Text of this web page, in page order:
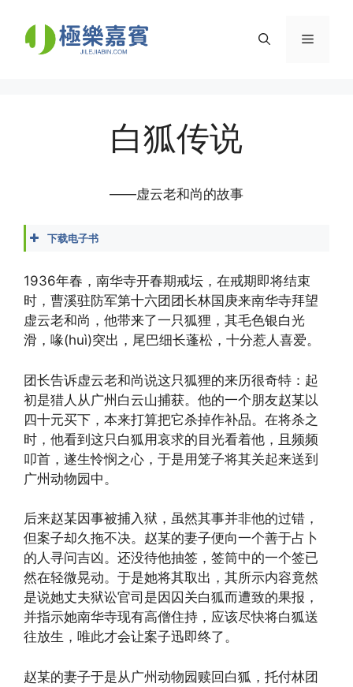
content
Menu
白狐传说
——虚云老和尚的故事
下载电子书
大虚法师 - 关于念佛的传奇故事.epub
大虚法师 - 关于念佛的传奇故事.mobi
大虚法师 - 关于念佛的传奇故事.pdf
大虚法师 - 关于念佛的传奇故事.txt
1936年春，南华寺开春期戒坛，在戒期即将结束
时，曹溪驻防军第十六团团长林国庚来南华寺拜望
虚云老和尚，他带来了一只狐狸，其毛色银白光
滑，喙(huì)突出，尾巴细长蓬松，十分惹人喜爱。
团长告诉虚云老和尚说这只狐狸的来历很奇特：起
初是猎人从广州白云山捕获。他的一个朋友赵某以
四十元买下，本来打算把它杀掉作补品。在将杀之
时，他看到这只白狐用哀求的目光看着他，且频频
叩首，遂生怜悯之心，于是用笼子将其关起来送到
广州动物园中。
后来赵某因事被捕入狱，虽然其事并非他的过错，
但案子却久拖不决。赵某的妻子便向一个善于占卜
的人寻问吉凶。还没待他抽签，签筒中的一个签已
然在轻微晃动。于是她将其取出，其所示内容竟然
是说她丈夫狱讼官司是因囚关白狐而遭致的果报，
并指示她南华寺现有高僧住持，应该尽快将白狐送
往放生，唯此才会让案子迅即终了。
赵某的妻子于是从广州动物园赎回白狐，托付林团